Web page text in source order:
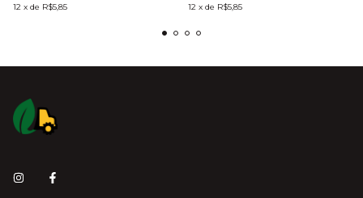
12 x de R$5,85 12 x de R$5,85